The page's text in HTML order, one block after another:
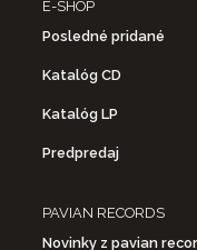
E-SHOP
Posledné pridané
Katalóg CD
Katalóg LP
Predpredaj
PAVIAN RECORDS
Novinky z pavian